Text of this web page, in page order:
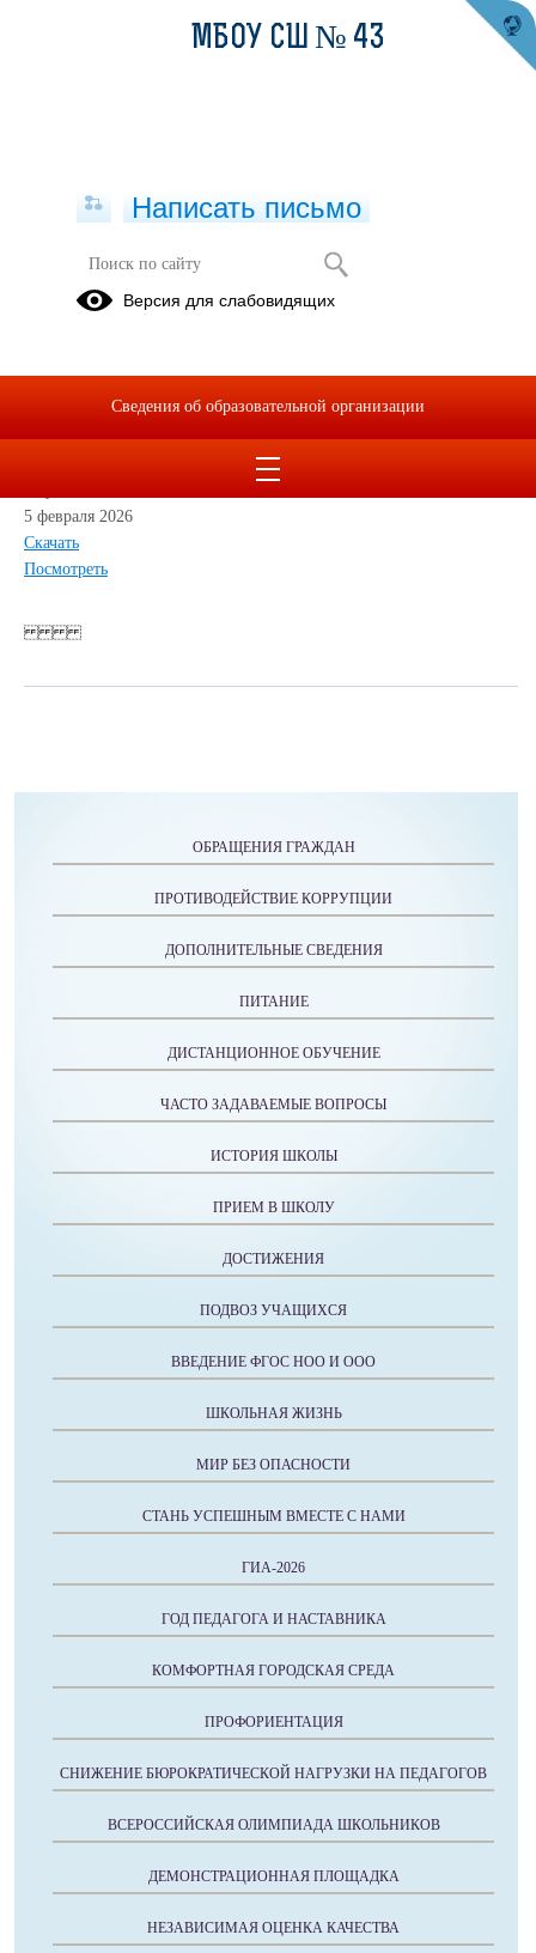
Приказ Об организации работы
образовательной услуги - обучение
у группе Школа будущего
первоклассника в 2026 году.
5 февраля 2026
Скачать
Посмотреть
ОБРАЩЕНИЯ ГРАЖДАН
ПРОТИВОДЕЙСТВИЕ КОРРУПЦИИ
ДОПОЛНИТЕЛЬНЫЕ СВЕДЕНИЯ
ПИТАНИЕ
ДИСТАНЦИОННОЕ ОБУЧЕНИЕ
ЧАСТО ЗАДАВАЕМЫЕ ВОПРОСЫ
ИСТОРИЯ ШКОЛЫ
ПРИЕМ В ШКОЛУ
ДОСТИЖЕНИЯ
ПОДВОЗ УЧАЩИХСЯ
ВВЕДЕНИЕ ФГОС НОО И ООО
ШКОЛЬНАЯ ЖИЗНЬ
МИР БЕЗ ОПАСНОСТИ
СТАНЬ УСПЕШНЫМ ВМЕСТЕ С НАМИ
ГИА-2026
ГОД ПЕДАГОГА И НАСТАВНИКА
КОМФОРТНАЯ ГОРОДСКАЯ СРЕДА
ПРОФОРИЕНТАЦИЯ
СНИЖЕНИЕ БЮРОКРАТИЧЕСКОЙ НАГРУЗКИ НА ПЕДАГОГОВ
ВСЕРОССИЙСКАЯ ОЛИМПИАДА ШКОЛЬНИКОВ
ДЕМОНСТРАЦИОННАЯ ПЛОЩАДКА
НЕЗАВИСИМАЯ ОЦЕНКА КАЧЕСТВА
МБОУ СШ № 43
Написать письмо
Версия для слабовидящих
Сведения об образовательной организации